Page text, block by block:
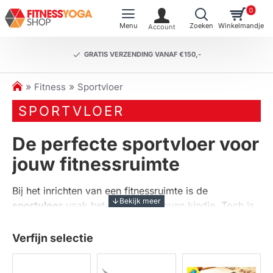
GRATIS VERZENDING VANAF €150,-
0
h
o
m
Fitness Sportvloer
SPORTVLOER
De perfecte sportvloer voor
jouw fitnessruimte
Bij het inrichten van een fitnessruimte is de
sportvloer vaak het ondergeschoven kindje. Toch is
veiligheid als comfort. Een goede sportvloer
lichaam. Bij fitnessyogashop.nl begrijpen we het
Verfijn selectie